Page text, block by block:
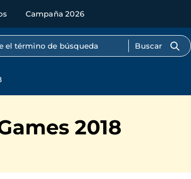
Campaña 2026
por texto completo
2018